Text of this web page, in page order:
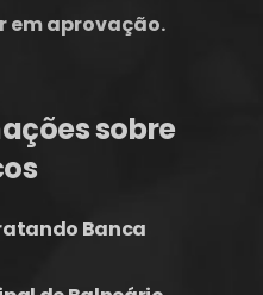
em aprovação.
sobre
Banca